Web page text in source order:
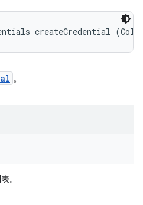
createCredential
。
。